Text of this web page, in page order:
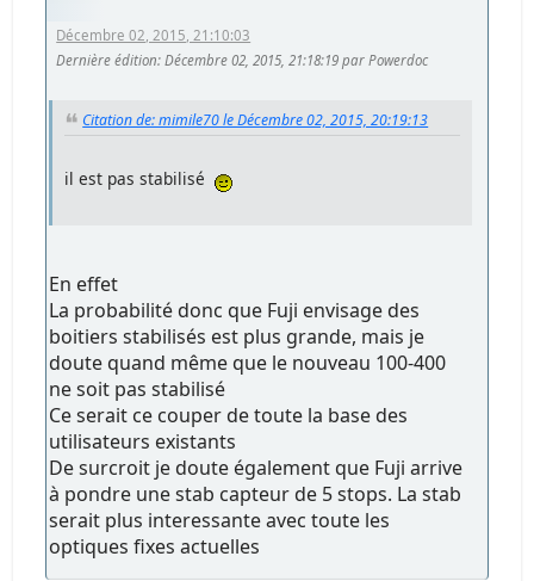
Décembre 02, 2015, 21:10:03
Dernière édition: Décembre 02, 2015, 21:18:19 par Powerdoc
Citation de: mimile70 le Décembre 02, 2015, 20:19:13
il est pas stabilisé
En effet
La probabilité donc que Fuji envisage des
boitiers stabilisés est plus grande, mais je
doute quand même que le nouveau 100-400
ne soit pas stabilisé
Ce serait ce couper de toute la base des
utilisateurs existants
De surcroit je doute également que Fuji arrive
à pondre une stab capteur de 5 stops. La stab
serait plus interessante avec toute les
optiques fixes actuelles